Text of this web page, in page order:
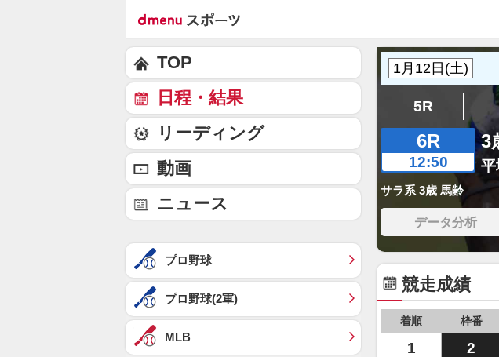
5R
6R
12:50
3
サラ系 3歳 馬齢
データ分析
競走成績
着順 枠番
1 2
TOP
日程・結果
リーディング
動画
ニュース
プロ野球
プロ野球(2軍)
MLB